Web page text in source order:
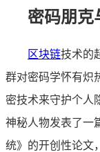
密码朋克
区块链技术的
群对密码学怀有炽
密技术来守护个人
神秘人物发表了一
统》的开创性论文